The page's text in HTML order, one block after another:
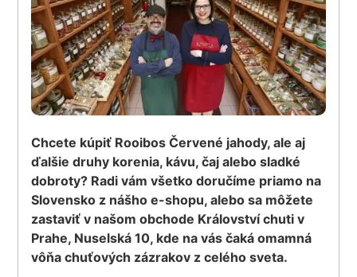
Chcete kúpiť Rooibos Červené jahody, ale aj
ďalšie druhy korenia, kávu, čaj alebo sladké
dobroty? Radi vám všetko doručíme priamo na
Slovensko z nášho e-shopu, alebo sa môžete
zastaviť v našom obchode Království chuti v
Prahe, Nuselská 10, kde na vás čaká omamná
vôňa chuťových zázrakov z celého sveta.